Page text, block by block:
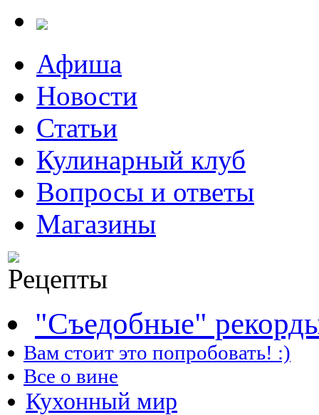
Афиша
Новости
Статьи
Кулинарный клуб
Вопросы и ответы
Магазины
"Съедобные"
Вам стоит это попробовать! :)
Все о вине
Кухонный мир